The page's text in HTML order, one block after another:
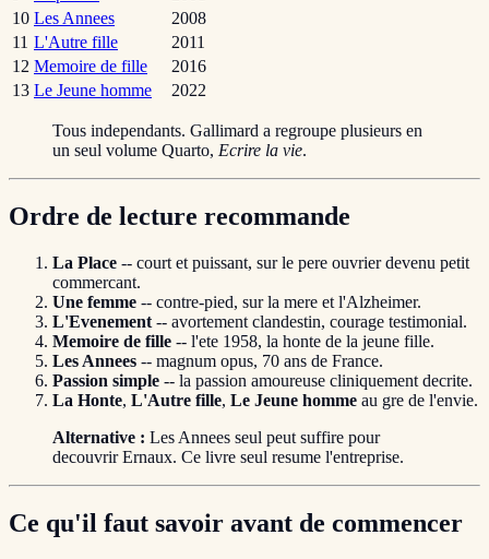
10 Les Annees
2008
11 L'Autre fille
2011
12 Memoire de fille
2016
13 Le Jeune homme 2022
Tous independants. Gallimard a regroupe plusieurs en
un seul volume Quarto, Ecrire la vie.
Ordre de lecture recommande
La Place -- court et puissant, sur le pere ouvrier devenu petit
commercant.
Une femme -- contre-pied, sur la mere et l'Alzheimer.
L'Evenement -- avortement clandestin, courage testimonial.
Memoire de fille -- l'ete 1958, la honte de la jeune fille.
Les Annees -- magnum opus, 70 ans de France.
Passion simple -- la passion amoureuse cliniquement decrite.
La Honte, L'Autre fille, Le Jeune homme au gre de l'envie.
Alternative : Les Annees seul peut suffire pour
decouvrir Ernaux. Ce livre seul resume l'entreprise.
Ce qu'il faut savoir avant de commencer